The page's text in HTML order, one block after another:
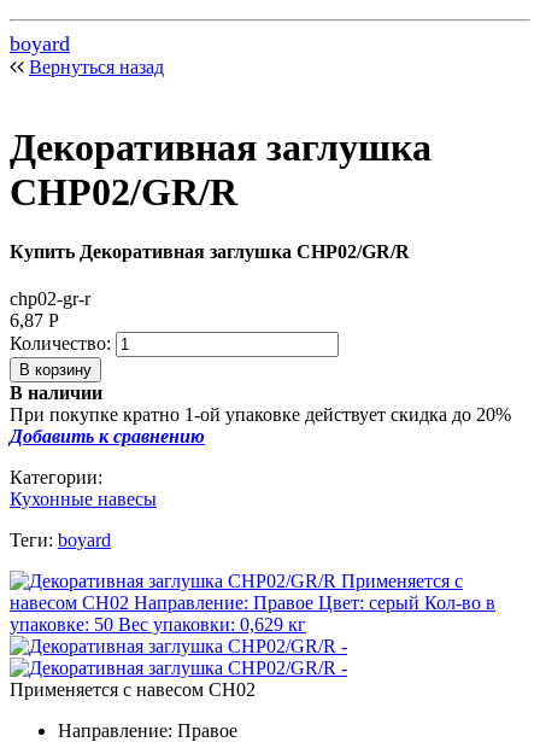
boyard
Вернуться назад
Декоративная заглушка
CHP02/GR/R
Купить Декоративная заглушка CHP02/GR/R
chp02-gr-r
6,87 Р
Количество:
В наличии
При покупке кратно 1-ой упаковке действует скидка до 20%
Добавить к сравнению
Категории:
Кухонные навесы
Теги: boyard
Применяется с навесом CH02
Направление: Правое